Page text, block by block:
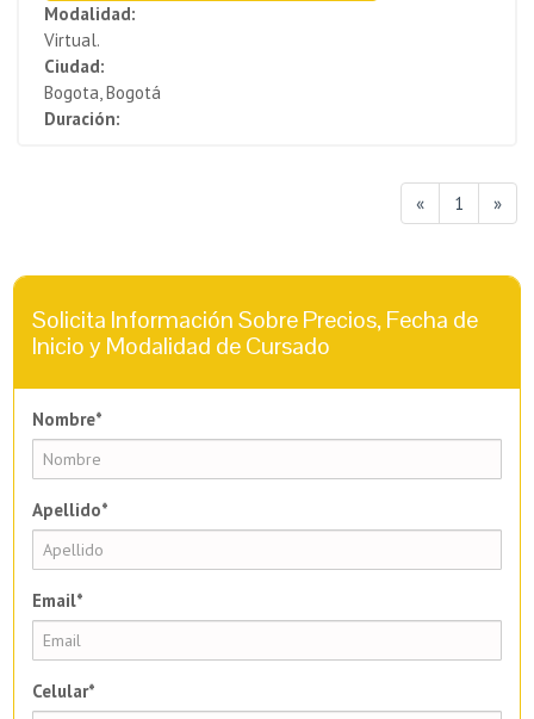
Modalidad:
Virtual.
Ciudad:
Bogota, Bogotá
Duración:
« 1 »
Solicita Información Sobre Precios, Fecha de
Inicio y Modalidad de Cursado
Nombre*
Apellido*
Email*
Celular*